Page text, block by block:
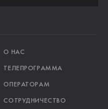
О НАС
ТЕЛЕПРОГРАММА
ОПЕРАТОРАМ
СОТРУДНИЧЕСТВО